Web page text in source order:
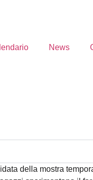
News
della mostra